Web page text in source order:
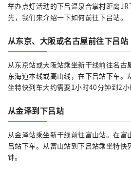
举办点灯活动的下吕温泉合掌村距离
先，我们来介绍一下如何前往下吕站。
从东京、大阪或名古屋前往下吕站
从东京站或大阪站乘坐新干线前往名古
东海道本线或高山线，在下吕站下车。
坐特快列车大约需要1小时40分钟到2小
从金泽到下吕站
从金泽站乘坐新干线前往富山站。在富
吕站下车。从富山站到下吕站乘坐特快
钟。